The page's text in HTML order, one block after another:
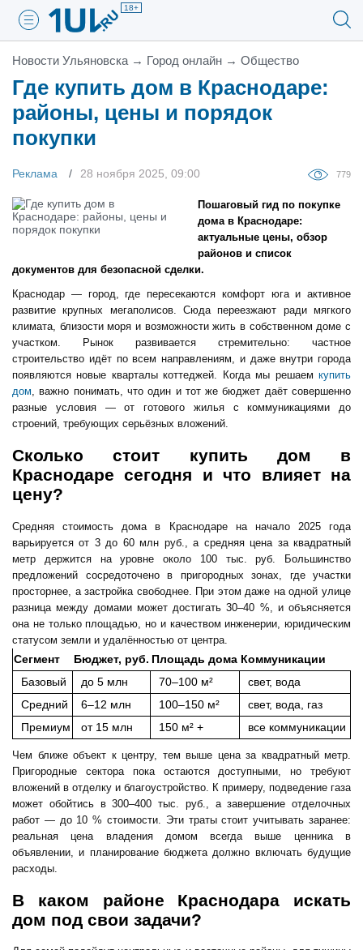
18+
Новости Ульяновска → Город онлайн → Общество
Где купить дом в Краснодаре:
районы, цены и порядок
покупки
Реклама 28 ноября 2025, 09:00 779
Пошаговый гид по покупке
дома в Краснодаре:
актуальные цены, обзор
районов и список
документов для безопасной сделки.
Краснодар — город, где пересекаются комфорт юга и активное
развитие крупных мегаполисов. Сюда переезжают ради мягкого
климата, близости моря и возможности жить в собственном доме с
участком. Рынок развивается стремительно: частное
строительство идёт по всем направлениям, и даже внутри города
появляются новые кварталы коттеджей. Когда мы решаем купить
дом , важно понимать, что один и тот же бюджет даёт совершенно
разные условия — от готового жилья с коммуникациями до
строений, требующих серьёзных вложений.
Сколько стоит купить дом в
Краснодаре сегодня и что влияет на
цену?
Средняя стоимость дома в Краснодаре на начало 2025 года
варьируется от 3 до 60 млн руб., а средняя цена за квадратный
метр держится на уровне около 100 тыс. руб. Большинство
предложений сосредоточено в пригородных зонах, где участки
просторнее, а застройка свободнее. При этом даже на одной улице
разница между домами может достигать 30–40 %, и объясняется
она не только площадью, но и качеством инженерии, юридическим
статусом земли и удалённостью от центра.
Сегмент Бюджет, руб. Площадь дома Коммуникации
Базовый
до 5 млн 70–100 м²
свет, вода
Средний
6–12 млн 100–150 м²
свет, вода, газ
Премиум
от 15 млн 150 м² + все коммуникации
Чем ближе объект к центру, тем выше цена за квадратный метр.
Пригородные сектора пока остаются доступными, но требуют
вложений в отделку и благоустройство. К примеру, подведение газа
может обойтись в 300–400 тыс. руб., а завершение отделочных
работ — до 10 % стоимости. Эти траты стоит учитывать заранее:
реальная цена владения домом всегда выше ценника в
объявлении, и планирование бюджета должно включать будущие
расходы.
В каком районе Краснодара искать
дом под свои задачи?